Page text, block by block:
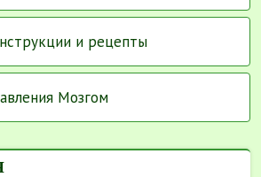
и рецепты
Мозгом